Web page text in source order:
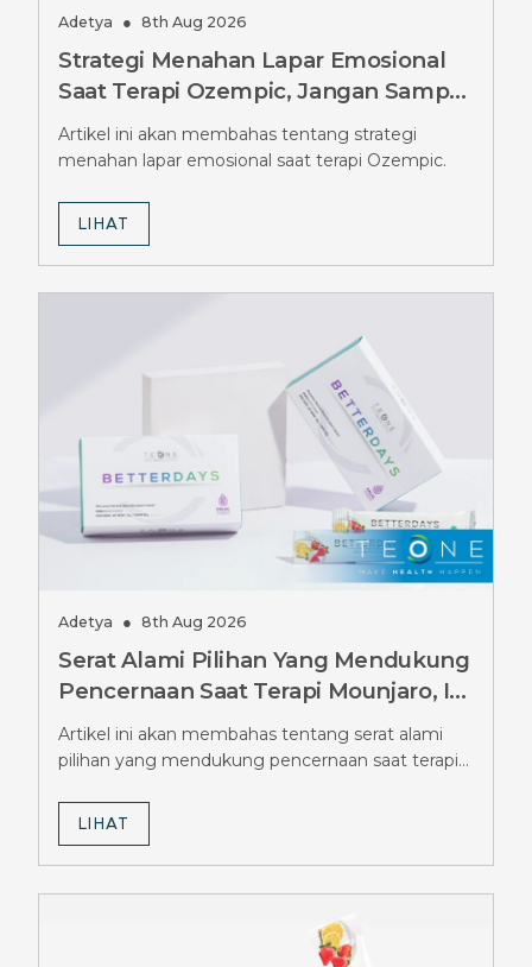
Adetya ● 8th Aug 2026
Strategi Menahan Lapar Emosional
Saat Terapi Ozempic, Jangan Sampai
Salah
Artikel ini akan membahas tentang strategi
menahan lapar emosional saat terapi Ozempic.
LIHAT
Adetya ● 8th Aug 2026
Serat Alami Pilihan Yang Mendukung
Pencernaan Saat Terapi Mounjaro, Ini
Pilihannya
Artikel ini akan membahas tentang serat alami
pilihan yang mendukung pencernaan saat terapi
LIHAT